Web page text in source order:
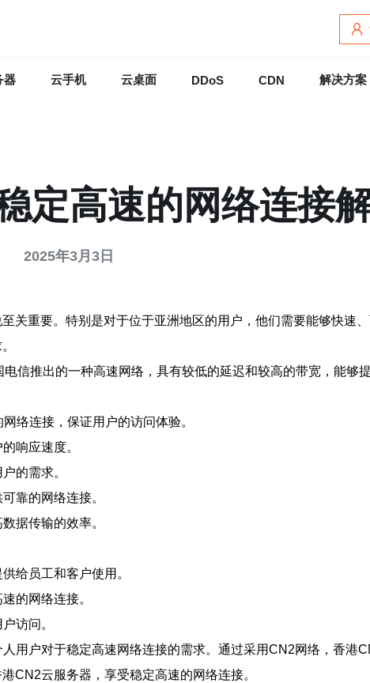
器 云手机 云桌面 DDoS CDN 解决方案
定高速的网络连接
2025年3月3日
关重要。特别是对于位于亚洲地区的用户，他们需要能够快速
信推出的一种高速网络，具有较低的延迟和较高的带宽，能够
络连接，保证用户的访问体验。
响应速度。
的需求。
靠的网络连接。
据传输的效率。
给员工和客户使用。
的网络连接。
访问。
用户对于稳定高速网络连接的需求。通过采用CN2网络，香港
CN2云服务器，享受稳定高速的网络连接。